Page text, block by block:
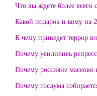
Что вы ждете более всего
Какой подарок и кому на
К чему приведет террор
Почему усилились
Почему россияне
Почему госдума